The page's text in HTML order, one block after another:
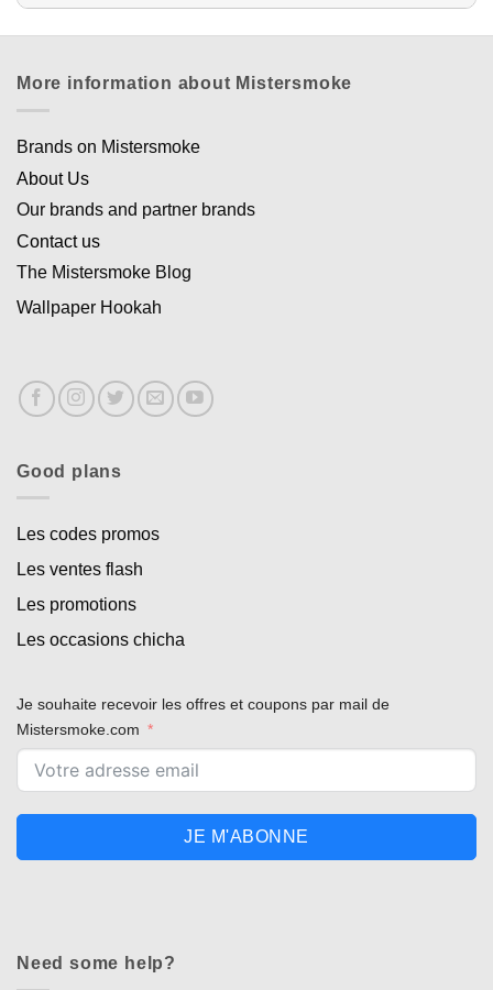
More information about Mistersmoke
Brands on Mistersmoke
About Us
Our brands and partner brands
Contact us
The Mistersmoke Blog
Wallpaper Hookah
Good plans
Les codes promos
Les ventes flash
Les promotions
Les occasions chicha
Je souhaite recevoir les offres et coupons par mail de
Mistersmoke.com
JE M'ABONNE
Need some help?